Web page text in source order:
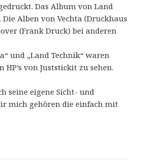
Das Album von Land
Die Alben von Vechta (Druckhaus
(Frank Druck) bei anderen
und „Land Technik“ waren
HP’s von Juststickit zu sehen.
seine eigene Sicht- und
mich gehören die einfach mit